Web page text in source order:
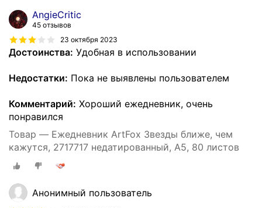
AngieCritic
45 отзывов
23 октября 2023
Достоинства: Удобная в использовании
Недостатки: Пока не выявлены пользователем
Комментарий: Хороший ежедневник, очень
понравился
Товар — Ежедневник ArtFox Звезды ближе, чем
кажутся, 2717717 недатированный, А5, 80 листов
Анонимный пользователь